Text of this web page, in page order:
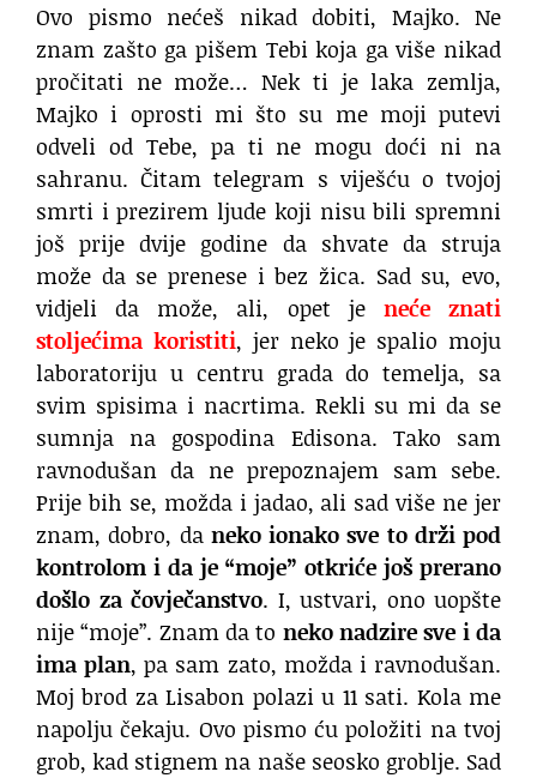
Ovo pismo nećeš nikad dobiti, Majko. Ne
znam zašto ga pišem Tebi koja ga više nikad
pročitati ne može… Nek ti je laka zemlja,
Majko i oprosti mi što su me moji putevi
odveli od Tebe, pa ti ne mogu doći ni na
sahranu. Čitam telegram s viješću o tvojoj
smrti i prezirem ljude koji nisu bili spremni
još prije dvije godine da shvate da struja
može da se prenese i bez žica. Sad su, evo,
vidjeli da može, ali, opet je neće znati
stoljećima koristiti, jer neko je spalio moju
laboratoriju u centru grada do temelja, sa
svim spisima i nacrtima. Rekli su mi da se
sumnja na gospodina Edisona. Tako sam
ravnodušan da ne prepoznajem sam sebe.
Prije bih se, možda i jadao, ali sad više ne jer
znam, dobro, da neko ionako sve to drži pod
kontrolom i da je “moje” otkriće još prerano
došlo za čovječanstvo. I, ustvari, ono uopšte
nije “moje”. Znam da to neko nadzire sve i da
ima plan, pa sam zato, možda i ravnodušan.
Moj brod za Lisabon polazi u 11 sati. Kola me
napolju čekaju. Ovo pismo ću položiti na tvoj
grob, kad stignem na naše seosko groblje. Sad